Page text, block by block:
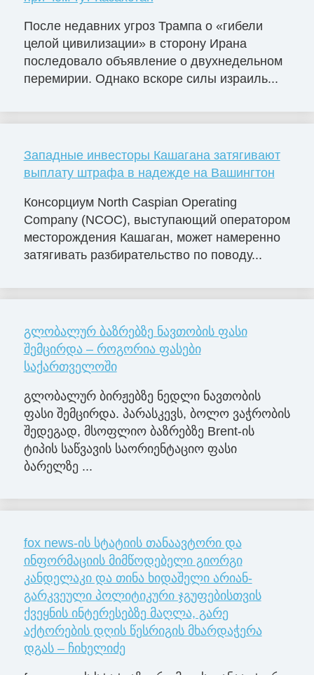
После недавних угроз Трампа о «гибели
целой цивилизации» в сторону Ирана
последовало объявление о двухнедельном
перемирии. Однако вскоре силы израиль...
Западные инвесторы Кашагана затягивают
выплату штрафа в надежде на Вашингтон
Консорциум North Caspian Operating
Company (NCOC), выступающий оператором
месторождения Кашаган, может намеренно
затягивать разбирательство по поводу...
გლობალურ ბაზრებზე ნავთობის ფასი
შემცირდა – როგორია ფასები
საქართველოში
გლობალურ ბირჟებზე ნედლი ნავთობის
ფასი შემცირდა. პარასკევს, ბოლო ვაჭრობის
შედეგად, მსოფლიო ბაზრებზე Brent-ის
ტიპის საწვავის საორიენტაციო ფასი
ბარელზე ...
fox news-ის სტატიის თანაავტორი და
ინფორმაციის მიმწოდებელი გიორგი
კანდელაკი და თინა ხიდაშელი არიან-
გარკვეული პოლიტიკური ჯგუფებისთვის
ქვეყნის ინტერესებზე მაღლა, გარე
აქტორების დღის წესრიგის მხარდაჭერა
დგას – ჩიხელიძე